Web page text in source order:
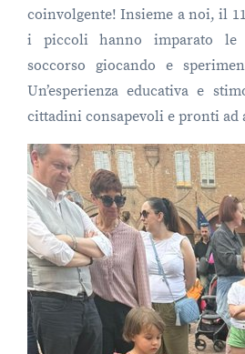
coinvolgente! Insieme a noi, il
i piccoli hanno imparato le
soccorso giocando e
Un’esperienza educativa e
cittadini consapevoli e pronti ad